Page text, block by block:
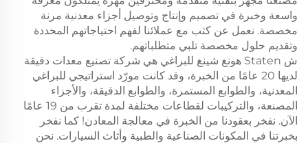
واسعة وخبرة في تصميم وإنتاج وتوصيل أجزاء معدنية مرنة
مخصصة. نعمل عن كثب مع عملائنا لفهم احتياجاتهم المحددة
وتقديم حلول مخصصة تلبي متطلباتهم.
ش Staten هونغ شينغ للبراغي هي شركة تصنيع معدات دقيقة
لديها 20 عامًا من الخبرة، وقد كانت مورّد استراتيجي للبراغي
المعدنية، والطوابع المستمرة، والطوابع الدقيقة، والأجزاء
المصنعة، والتركيبات لقطاعات مختلفة لمدة تقرب من 19 عامًا
الآن. نفخر بعقودنا من الخبرة في معالجة المعادن! كما نفخر
بخبرتنا في المكونات الصناعية والطبية وأثاث السيارات. نحن